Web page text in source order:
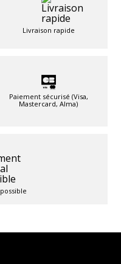
Livraison rapide
Paiement sécurisé (Visa,
Mastercard, Alma)